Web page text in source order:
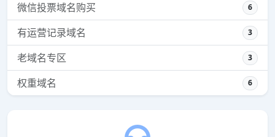
微信投票域名购买 6
有运营记录域名 3
老域名专区 3
权重域名 6